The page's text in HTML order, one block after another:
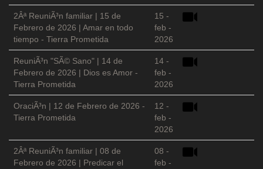
2Âª ReuniÃ³n familiar | 15 de
Febrero de 2026 | Amar en todo
tiempo - Tierra Prometida
15 -
feb -
2026
ReuniÃ³n "SÃ© Sano" | 14 de
Febrero de 2026 | Dios es Amor -
Tierra Prometida
14 -
feb -
2026
OraciÃ³n | 12 de Febrero de 2026 -
Tierra Prometida
12 -
feb -
2026
2Âª ReuniÃ³n familiar | 08 de
Febrero de 2026 | Predicar el
08 -
feb -